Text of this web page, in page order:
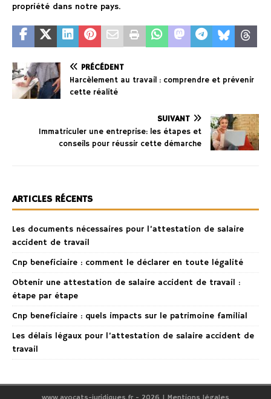
propriété dans notre pays.
PRÉCÉDENT
Harcèlement au travail : comprendre et prévenir
cette réalité
SUIVANT
Immatriculer une entreprise: les étapes et
conseils pour réussir cette démarche
ARTICLES RÉCENTS
Les documents nécessaires pour l’attestation de salaire
accident de travail
Cnp beneficiaire : comment le déclarer en toute légalité
Obtenir une attestation de salaire accident de travail :
étape par étape
Cnp beneficiaire : quels impacts sur le patrimoine familial
Les délais légaux pour l’attestation de salaire accident de
travail